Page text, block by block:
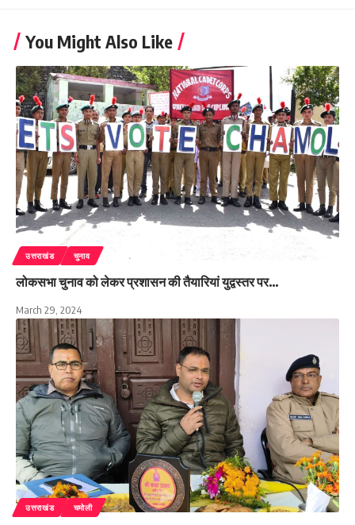
You Might Also Like
उत्तराखंड चुनाव
लोकसभा चुनाव को लेकर प्रशासन की तैयारियां युद्वस्तर पर…
March 29, 2024
उत्तराखंड चमोली